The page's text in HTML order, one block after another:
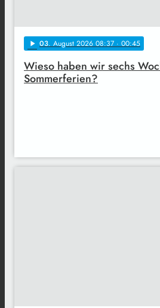
play_arrow 03. August 2026 08:37 · 00:45
Wieso haben wir sechs
Sommerferien?